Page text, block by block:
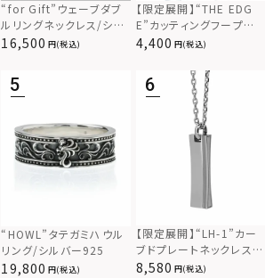
“for Gift”ウェーブダブ
ルリングネックレス/シル
バー×ブラック/シルバー
16,500 (税込)
【限定展開】“THE EDG
E”カッティングフープピ
アス/サージカルステンレ
4,400 (税込)
“HOWL”タテガミハウル
リング/シルバー925
19,800 (税込)
【限定展開】“LH-1”カー
ブドプレートネックレス/
サージカルステンレス（金
8,580 (税込)